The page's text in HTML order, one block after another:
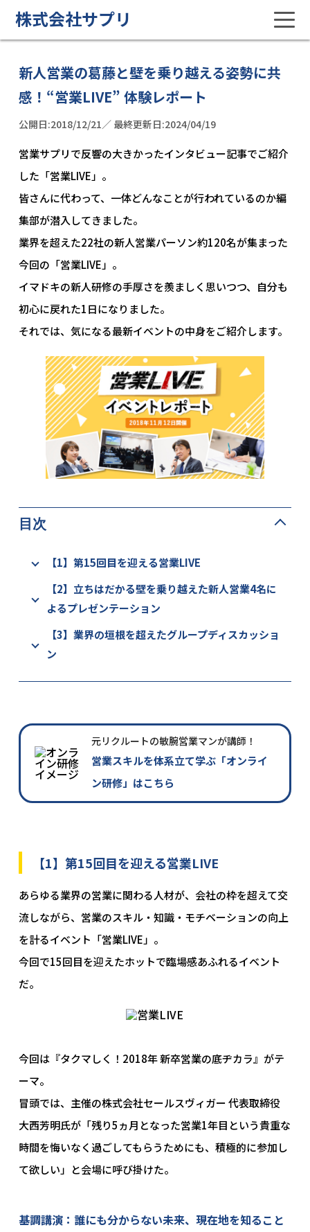
株式会社サプリ
新人営業の葛藤と壁を乗り越える姿勢に共
感！“営業LIVE” 体験レポート
公開日:2018/12/21／ 最終更新日:2024/04/19
営業サプリで反響の大きかったインタビュー記事でご紹介
した「営業LIVE」。
皆さんに代わって、一体どんなことが行われているのか編
集部が潜入してきました。
業界を超えた22社の新人営業パーソン約120名が集まった
今回の「営業LIVE」。
イマドキの新人研修の手厚さを羨ましく思いつつ、自分も
初心に戻れた1日になりました。
それでは、気になる最新イベントの中身をご紹介します。
目次
【1】第15回目を迎える営業LIVE
【2】立ちはだかる壁を乗り越えた新人営業4名に
よるプレゼンテーション
【3】業界の垣根を超えたグループディスカッショ
ン
元リクルートの敏腕営業マンが講師！
営業スキルを体系立て学ぶ「オンライ
ン研修」はこちら
【1】第15回目を迎える営業LIVE
あらゆる業界の営業に関わる人材が、会社の枠を超えて交
流しながら、営業のスキル・知識・モチベーションの向上
を計るイベント「営業LIVE」。
今回で15回目を迎えたホットで臨場感あふれるイベント
だ。
今回は『タクマしく！2018年 新卒営業の底ヂカラ』がテ
ーマ。
冒頭では、主催の株式会社セールスヴィガー 代表取締役
大西芳明氏が「残り5ヵ月となった営業1年目という貴重な
時間を悔いなく過ごしてもらうためにも、積極的に参加し
て欲しい」と会場に呼び掛けた。
基調講演：誰にも分からない未来、現在地を知ること